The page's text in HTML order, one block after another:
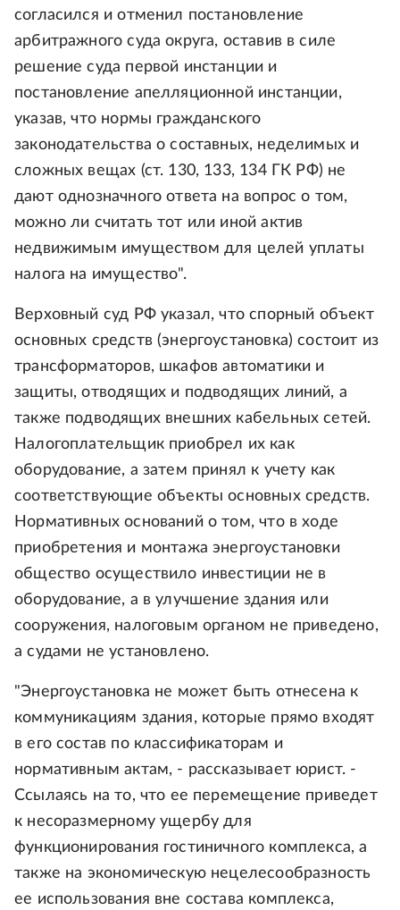
согласился и отменил постановление
арбитражного суда округа, оставив в силе
решение суда первой инстанции и
постановление апелляционной инстанции,
указав, что нормы гражданского
законодательства о составных, неделимых и
сложных вещах (ст. 130, 133, 134 ГК РФ) не
дают однозначного ответа на вопрос о том,
можно ли считать тот или иной актив
недвижимым имуществом для целей уплаты
налога на имущество".
Верховный суд РФ указал, что спорный объект
основных средств (энергоустановка) состоит из
трансформаторов, шкафов автоматики и
защиты, отводящих и подводящих линий, а
также подводящих внешних кабельных сетей.
Налогоплательщик приобрел их как
оборудование, а затем принял к учету как
соответствующие объекты основных средств.
Нормативных оснований о том, что в ходе
приобретения и монтажа энергоустановки
общество осуществило инвестиции не в
оборудование, а в улучшение здания или
сооружения, налоговым органом не приведено,
а судами не установлено.
"Энергоустановка не может быть отнесена к
коммуникациям здания, которые прямо входят
в его состав по классификаторам и
нормативным актам, - рассказывает юрист. -
Ссылаясь на то, что ее перемещение приведет
к несоразмерному ущербу для
функционирования гостиничного комплекса, а
также на экономическую нецелесообразность
ее использования вне состава комплекса,